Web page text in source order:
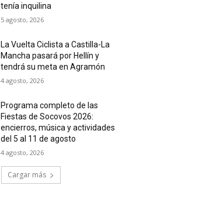
tenía inquilina
5 agosto, 2026
La Vuelta Ciclista a Castilla-La
Mancha pasará por Hellín y
tendrá su meta en Agramón
4 agosto, 2026
Programa completo de las
Fiestas de Socovos 2026:
encierros, música y actividades
del 5 al 11 de agosto
4 agosto, 2026
Cargar más